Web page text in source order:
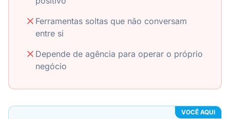
Ferramentas soltas que não conversam
entre si
Depende de agência para operar o próprio
negócio
VOCÊ AQUI